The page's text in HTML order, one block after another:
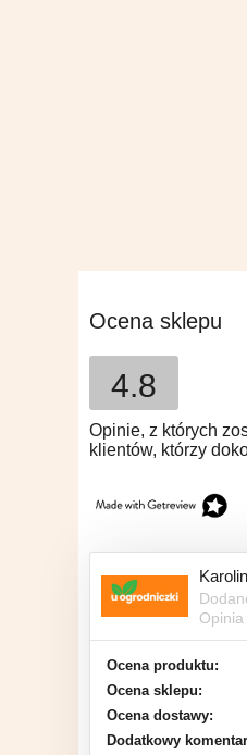
Ocena sklepu
4.8
Opinie, z których
klientów, którzy
Ocena produktu:
Ocena sklepu:
Ocena dostawy:
Dodatkowy